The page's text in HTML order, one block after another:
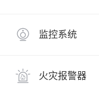
监控系统
火灾报警器